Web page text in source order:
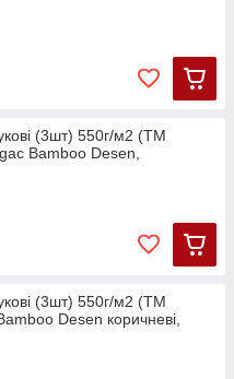
(3шт) 550г/м2 (TM
Bamboo Desen,
(3шт) 550г/м2 (TM
Desen коричневі,